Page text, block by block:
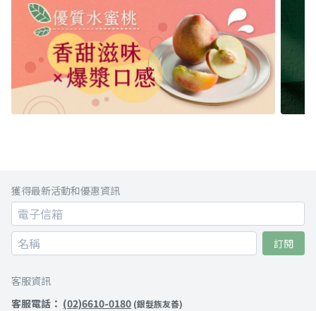
獲得最新活動和優惠資訊
訂閱
客服資訊
客服電話： (02)6610-0180 (銀髮族友善)